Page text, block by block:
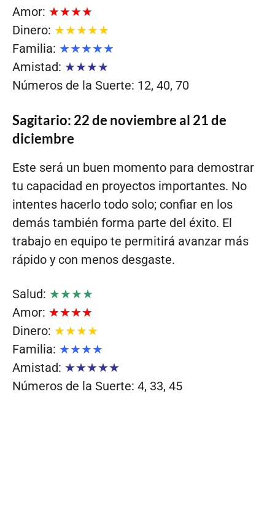
Amor: ★★★★
Dinero: ★★★★★
Familia: ★★★★★
Amistad: ★★★★
Números de la Suerte: 12, 40, 70
Sagitario: 22 de noviembre al 21 de
diciembre
Este será un buen momento para demostrar
tu capacidad en proyectos importantes. No
intentes hacerlo todo solo; confiar en los
demás también forma parte del éxito. El
trabajo en equipo te permitirá avanzar más
rápido y con menos desgaste.
Salud: ★★★★
Amor: ★★★★
Dinero: ★★★★
Familia: ★★★★
Amistad: ★★★★★
Números de la Suerte: 4, 33, 45